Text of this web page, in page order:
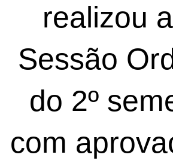
realizou
Sessão
do 2º
com